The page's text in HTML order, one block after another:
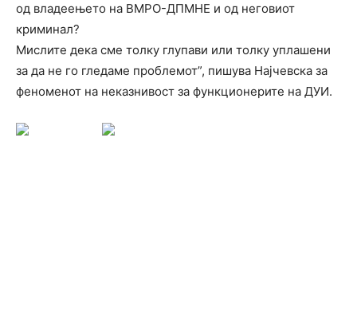
од владеењето на ВМРО-ДПМНЕ и од неговиот
криминал?
Мислите дека сме толку глупави или толку уплашени
за да не го гледаме проблемот”, пишува Најчевска за
феноменот на неказнивост за функционерите на ДУИ.